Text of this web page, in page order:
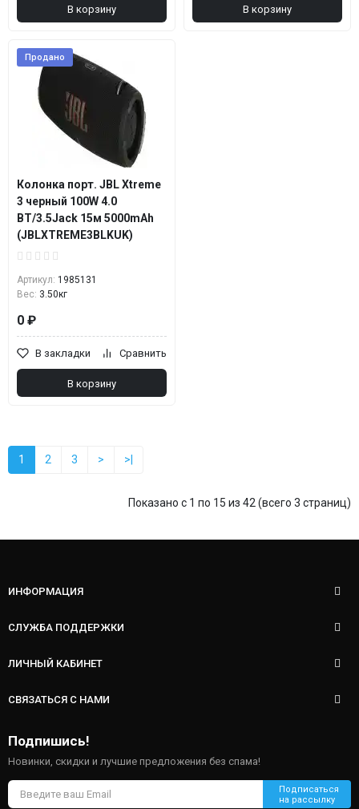
В корзину В корзину
Продано
Колонка порт. JBL Xtreme
3 черный 100W 4.0
BT/3.5Jack 15м 5000mAh
(JBLXTREME3BLKUK)
Артикул: 1985131
Вес: 3.50кг
0 ₽
В закладки Сравнить
В корзину
1 2 3 > >|
Показано с 1 по 15 из 42 (всего 3 страниц)
ИНФОРМАЦИЯ
СЛУЖБА ПОДДЕРЖКИ
ЛИЧНЫЙ КАБИНЕТ
СВЯЗАТЬСЯ С НАМИ
Подпишись!
Новинки, скидки и лучшие предложения без спама!